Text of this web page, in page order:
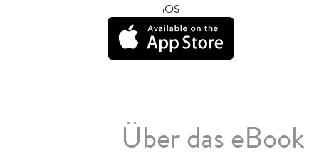
iOS
Über das eBook